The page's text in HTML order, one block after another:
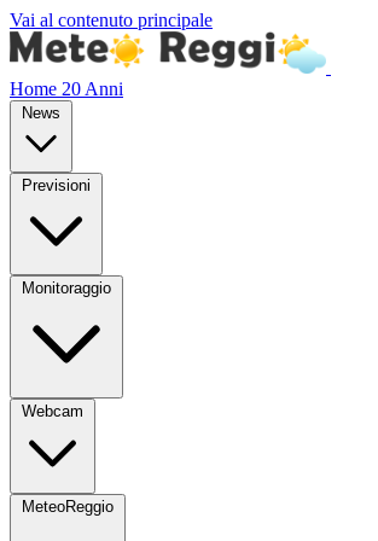
Vai al contenuto principale
Home 20 Anni
News
Previsioni
Monitoraggio
Webcam
MeteoReggio